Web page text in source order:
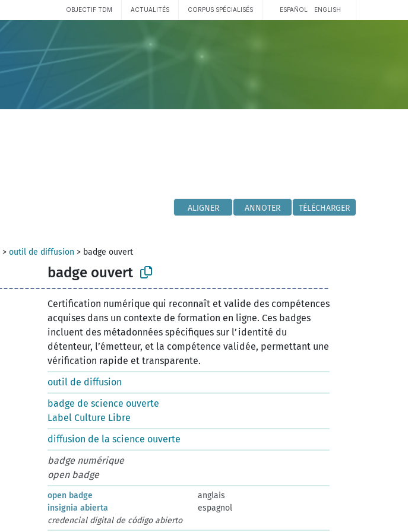
OBJECTIF TDM ACTUALITÉS CORPUS SPÉCIALISÉS ESPAÑOL ENGLISH
ALIGNER ANNOTER TÉLÉCHARGER
> outil de diffusion > badge ouvert
badge ouvert
Certification numérique qui reconnaît et valide des compétences
acquises dans un contexte de formation en ligne. Ces badges
incluent des métadonnées spécifiques sur l’identité du
détenteur, l’émetteur, et la compétence validée, permettant une
vérification rapide et transparente.
outil de diffusion
badge de science ouverte
Label Culture Libre
diffusion de la science ouverte
badge numérique
open badge
open badge
anglais
insignia abierta
espagnol
credencial digital de código abierto